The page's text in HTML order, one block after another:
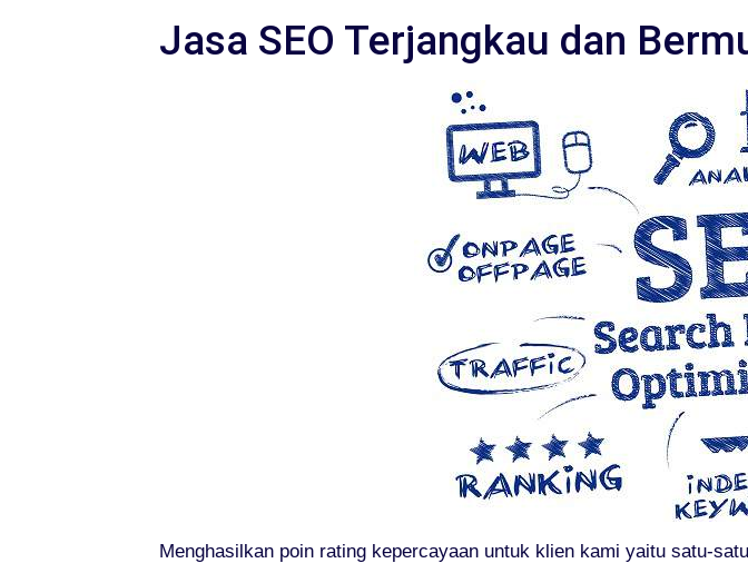
Jasa SEO Terjangkau dan
Menghasilkan poin rating kepercayaan untuk klien kami yaitu satu-